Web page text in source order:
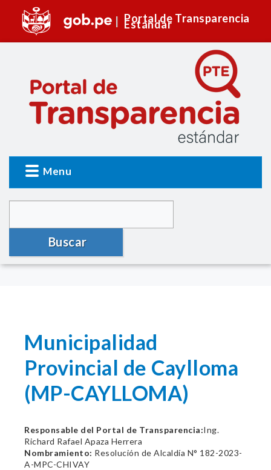
Portal de Transparencia
Estándar
Menu
Buscar
Municipalidad
Provincial de Caylloma
(MP-CAYLLOMA)
Responsable del Portal de Transparencia:Ing.
Richard Rafael Apaza Herrera
Nombramiento: Resolución de Alcaldía N° 182-2023-
A-MPC-CHIVAY